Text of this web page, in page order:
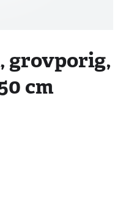
grovporig,
cm